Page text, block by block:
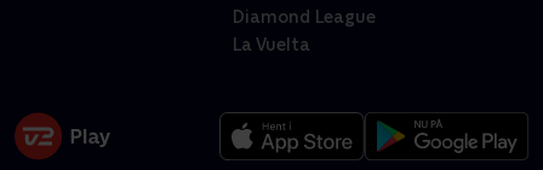
Diamond League
La Vuelta